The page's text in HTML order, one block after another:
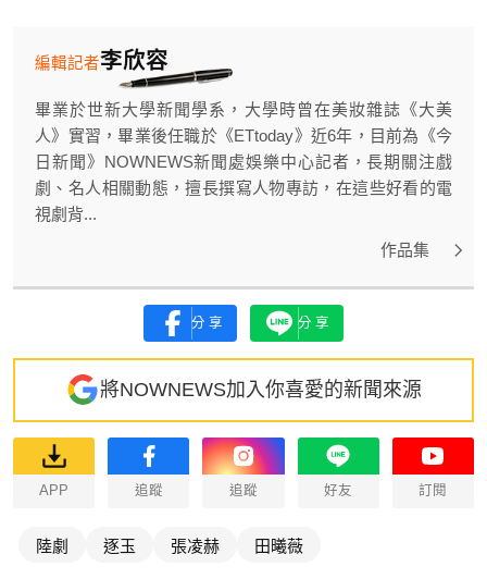
李欣容
編輯記者
畢業於世新大學新聞學系，大學時曾在美妝雜誌《大美
人》實習，畢業後任職於《ETtoday》近6年，目前為《今
日新聞》NOWNEWS新聞處娛樂中心記者，長期關注戲
劇、名人相關動態，擅長撰寫人物專訪，在這些好看的電
視劇背...
作品集
分享 分享
將NOWNEWS加入你喜愛的新聞來源
APP 追蹤 追蹤 好友 訂閱
陸劇 逐玉 張凌赫 田曦薇